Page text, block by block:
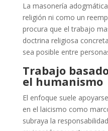
La masonería
religión ni como un
procura que el trabajo
doctrina religiosa
sea posible entre
Trabajo
el humanismo
El enfoque suele
en el laicismo como
subraya la